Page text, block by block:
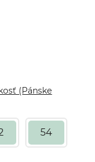
(Pánske
54